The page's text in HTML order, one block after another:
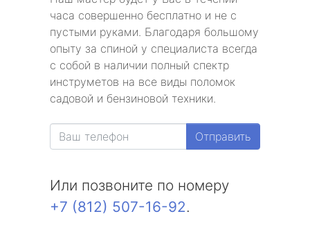
часа совершенно бесплатно и не с
пустыми руками. Благодаря большому
опыту за спиной у специалиста всегда
с собой в наличии полный спектр
инструметов на все виды поломок
садовой и бензиновой техники.
Отправить
Или позвоните по номеру
+7 (812) 507-16-92.